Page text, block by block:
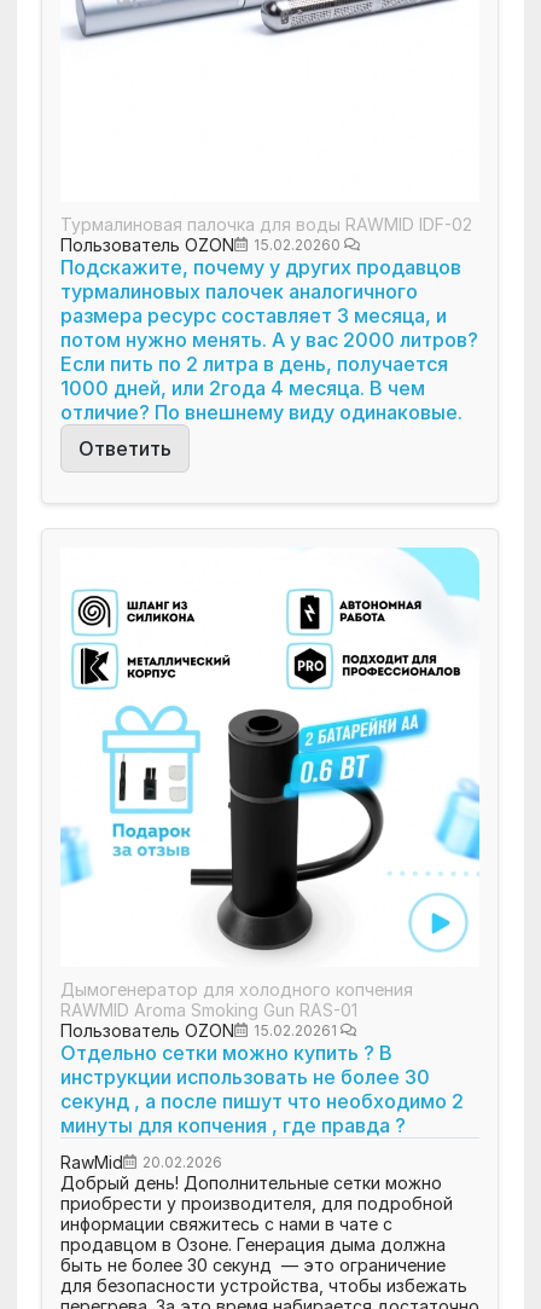
Турмалиновая палочка для воды RAWMID IDF-02
Пользователь OZON
15.02.20260
Подскажите, почему у других продавцов
турмалиновых палочек аналогичного
размера ресурс составляет 3 месяца, и
потом нужно менять. А у вас 2000 литров?
Если пить по 2 литра в день, получается
1000 дней, или 2года 4 месяца. В чем
отличие? По внешнему виду одинаковые.
Ответить
Дымогенератор для холодного копчения
RAWMID Aroma Smoking Gun RAS-01
Пользователь OZON
15.02.20261
Отдельно сетки можно купить ? В
инструкции использовать не более 30
секунд , а после пишут что необходимо 2
минуты для копчения , где правда ?
RawMid 20.02.2026
Добрый день! Дополнительные сетки можно
приобрести у производителя, для подробной
информации свяжитесь с нами в чате с
продавцом в Озоне. Генерация дыма должна
быть не более 30 секунд — это ограничение
для безопасности устройства, чтобы избежать